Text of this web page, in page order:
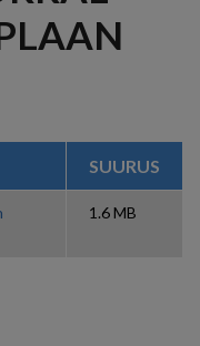
SUURUS
1.6 MB